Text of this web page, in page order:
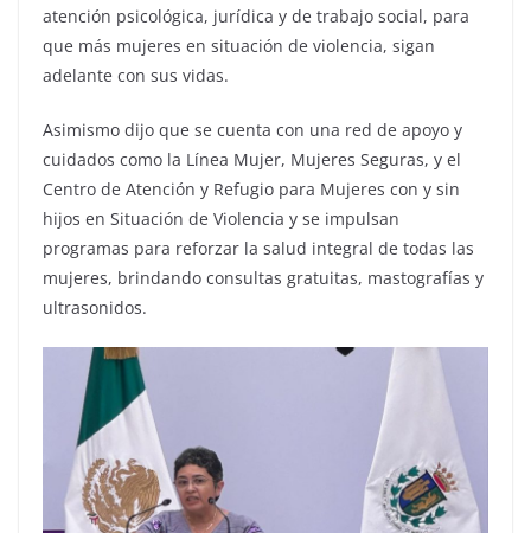
atención psicológica, jurídica y de trabajo social, para
que más mujeres en situación de violencia, sigan
adelante con sus vidas.
Asimismo dijo que se cuenta con una red de apoyo y
cuidados como la Línea Mujer, Mujeres Seguras, y el
Centro de Atención y Refugio para Mujeres con y sin
hijos en Situación de Violencia y se impulsan
programas para reforzar la salud integral de todas las
mujeres, brindando consultas gratuitas, mastografías y
ultrasonidos.